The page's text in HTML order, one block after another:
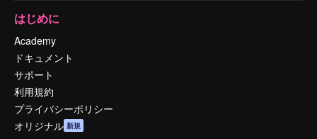
はじめに
Academy
ドキュメント
サポート
利用規約
プライバシーポリシー
オリジナル 新規